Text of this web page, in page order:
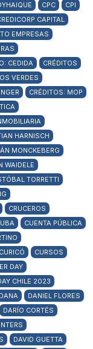
CPC
CPI
CAPITAL
EMPRESAS
CEDIDA
CRÉDITOS
VERDES
CRÉDITOS: MOP
HARNISCH
MONCKEBERG
WAIDELE
TORRETTI
CRUCEROS
CUENTA PÚBLICA
CURICÓ
CURSOS
DAY
CHILE 2023
DANA
DANIEL FLORES
DARÍO CORTÉS
DAVID GUETTA